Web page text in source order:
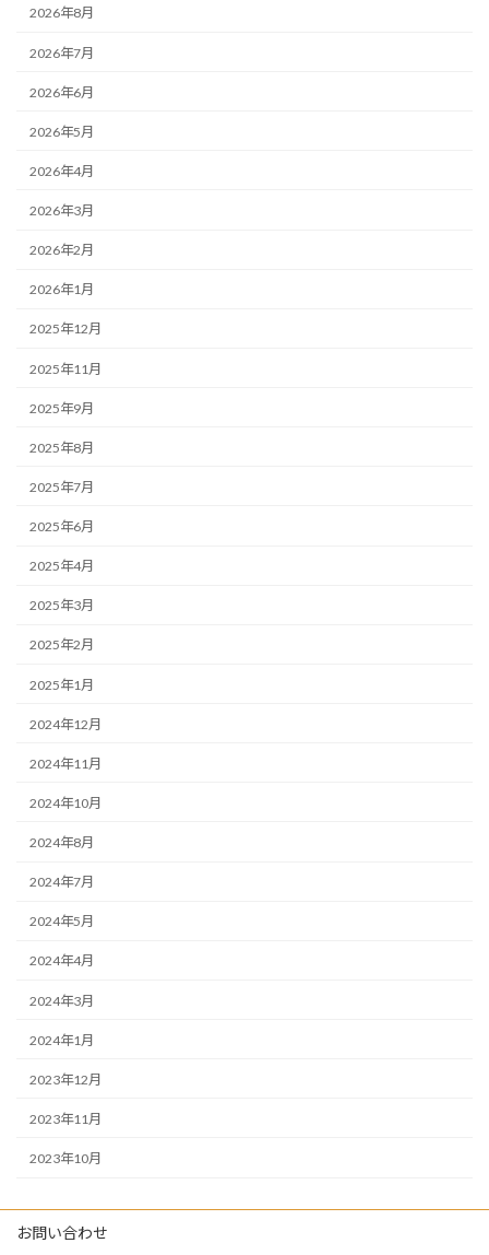
2026年8月
2026年7月
2026年6月
2026年5月
2026年4月
2026年3月
2026年2月
2026年1月
2025年12月
2025年11月
2025年9月
2025年8月
2025年7月
2025年6月
2025年4月
2025年3月
2025年2月
2025年1月
2024年12月
2024年11月
2024年10月
2024年8月
2024年7月
2024年5月
2024年4月
2024年3月
2024年1月
2023年12月
2023年11月
2023年10月
お問い合わせ